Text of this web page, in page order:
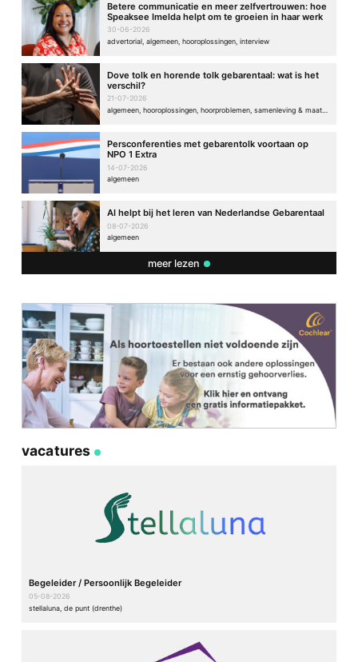
Betere communicatie en meer zelfvertrouwen: hoe
Speaksee Imelda helpt om te groeien in haar werk
30-06-2026
advertorial, algemeen, hooroplossingen, interview
Dove tolk en horende tolk gebarentaal: wat is het
verschil?
21-07-2026
Persconferenties met gebarentolk voortaan op
NPO 1 Extra
14-07-2026
algemeen
AI helpt bij het leren van Nederlandse Gebarentaal
08-07-2026
algemeen
meer lezen
vacatures
Begeleider / Persoonlijk Begeleider
05-08-2026
stellaluna, de punt (drenthe)